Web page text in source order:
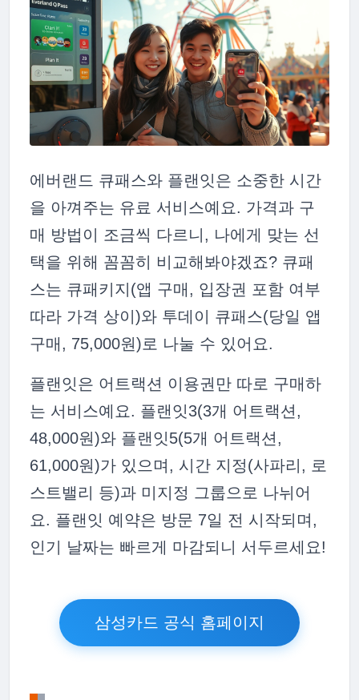
에버랜드 큐패스와 플랜잇은 소중한 시간
을 아껴주는 유료 서비스예요. 가격과 구
매 방법이 조금씩 다르니, 나에게 맞는 선
택을 위해 꼼꼼히 비교해봐야겠죠? 큐패
스는 큐패키지(앱 구매, 입장권 포함 여부
따라 가격 상이)와 투데이 큐패스(당일 앱
구매, 75,000원)로 나눌 수 있어요.
플랜잇은 어트랙션 이용권만 따로 구매하
는 서비스예요. 플랜잇3(3개 어트랙션,
48,000원)와 플랜잇5(5개 어트랙션,
61,000원)가 있으며, 시간 지정(사파리, 로
스트밸리 등)과 미지정 그룹으로 나뉘어
요. 플랜잇 예약은 방문 7일 전 시작되며,
인기 날짜는 빠르게 마감되니 서두르세요!
삼성카드 공식 홈페이지